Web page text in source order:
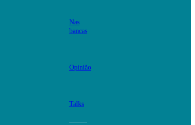
Nas
bancas
Opinião
Talks